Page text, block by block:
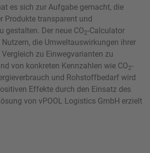
es sich zur Aufgabe gemacht, die
Produkte transparent und
gestalten. Der neue CO2-Calculator
die Umweltauswirkungen ihrer
zu Einwegvarianten zu
von konkreten Kennzahlen wie CO2-
und Rohstoffbedarf wird
Effekte durch den Einsatz des
von vPOOL Logistics GmbH erzielt